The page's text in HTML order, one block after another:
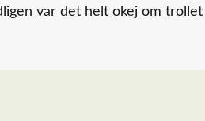
var det helt okej om